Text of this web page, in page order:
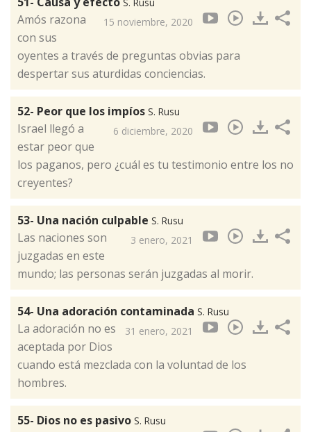
15 noviembre, 2020
Amós razona
con sus
oyentes a través de preguntas obvias para
despertar sus aturdidas conciencias.
52- Peor que los impíos S. Rusu
6 diciembre, 2020
Israel llegó a
estar peor que
los paganos, pero ¿cuál es tu testimonio entre los no
creyentes?
53- Una nación culpable S. Rusu
3 enero, 2021
Las naciones son
juzgadas en este
mundo; las personas serán juzgadas al morir.
54- Una adoración contaminada S. Rusu
31 enero, 2021
La adoración no es
aceptada por Dios
cuando está mezclada con la voluntad de los
hombres.
55- Dios no es pasivo S. Rusu